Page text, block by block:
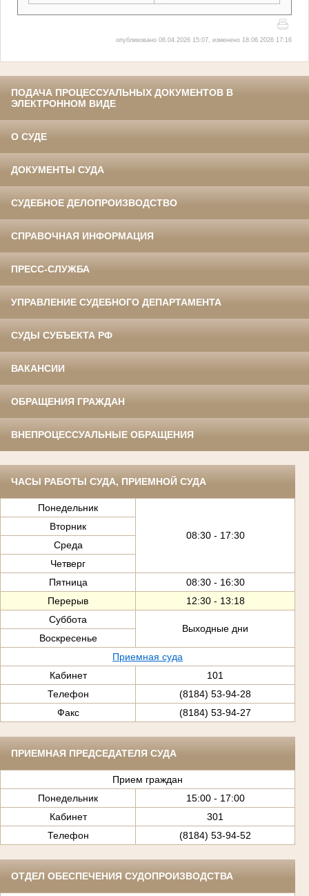
опубликовано 06.04.2026 15:07, изменено 18.06.2026 17:16
ПОДАЧА ПРОЦЕССУАЛЬНЫХ ДОКУМЕНТОВ В
ЭЛЕКТРОННОМ ВИДЕ
О СУДЕ
ДОКУМЕНТЫ СУДА
СУДЕБНОЕ ДЕЛОПРОИЗВОДСТВО
СПРАВОЧНАЯ ИНФОРМАЦИЯ
ПРЕСС-СЛУЖБА
УПРАВЛЕНИЕ СУДЕБНОГО ДЕПАРТАМЕНТА
СУДЫ СУБЪЕКТА РФ
ВАКАНСИИ
ОБРАЩЕНИЯ ГРАЖДАН
ВНЕПРОЦЕССУАЛЬНЫЕ ОБРАЩЕНИЯ
ЧАСЫ РАБОТЫ СУДА, ПРИЕМНОЙ СУДА
Понедельник
08:30 - 17:30
Вторник
Среда
Четверг
Пятница
08:30 - 16:30
Перерыв
12:30 - 13:18
Суббота
Выходные дни
Воскресенье
Приемная суда
Кабинет
101
Телефон
(8184) 53-94-28
Факс
(8184) 53-94-27
ПРИЕМНАЯ ПРЕДСЕДАТЕЛЯ СУДА
Прием граждан
Понедельник
15:00 - 17:00
Кабинет
301
Телефон
(8184) 53-94-52
ОТДЕЛ ОБЕСПЕЧЕНИЯ СУДОПРОИЗВОДСТВА